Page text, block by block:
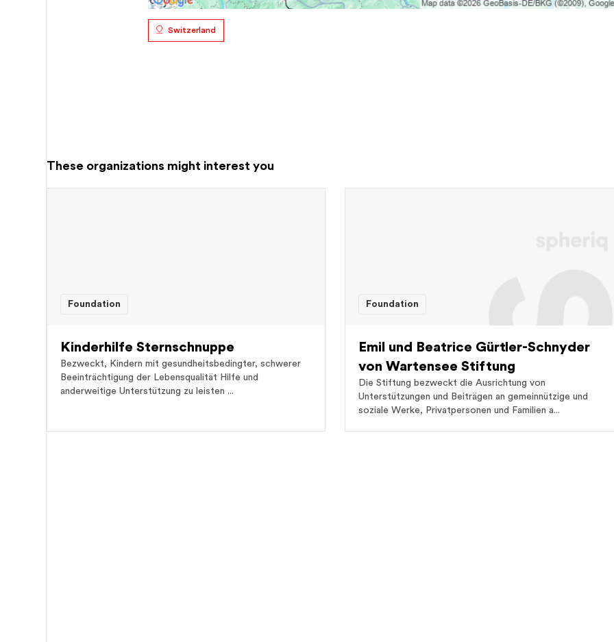
Switzerland
These organizations might interest you
Foundation
Kinderhilfe Sternschnuppe
Bezweckt, Kindern mit gesundheitsbedingter, schwerer
Beeinträchtigung der Lebensqualität Hilfe und
anderweitige Unterstützung zu leisten ...
Foundation
Emil und Beatrice Gürtler-Schnyder
von Wartensee Stiftung
Die Stiftung bezweckt die Ausrichtung von
Unterstützungen und Beiträgen an gemeinnützige und
soziale Werke, Privatpersonen und Familien a...